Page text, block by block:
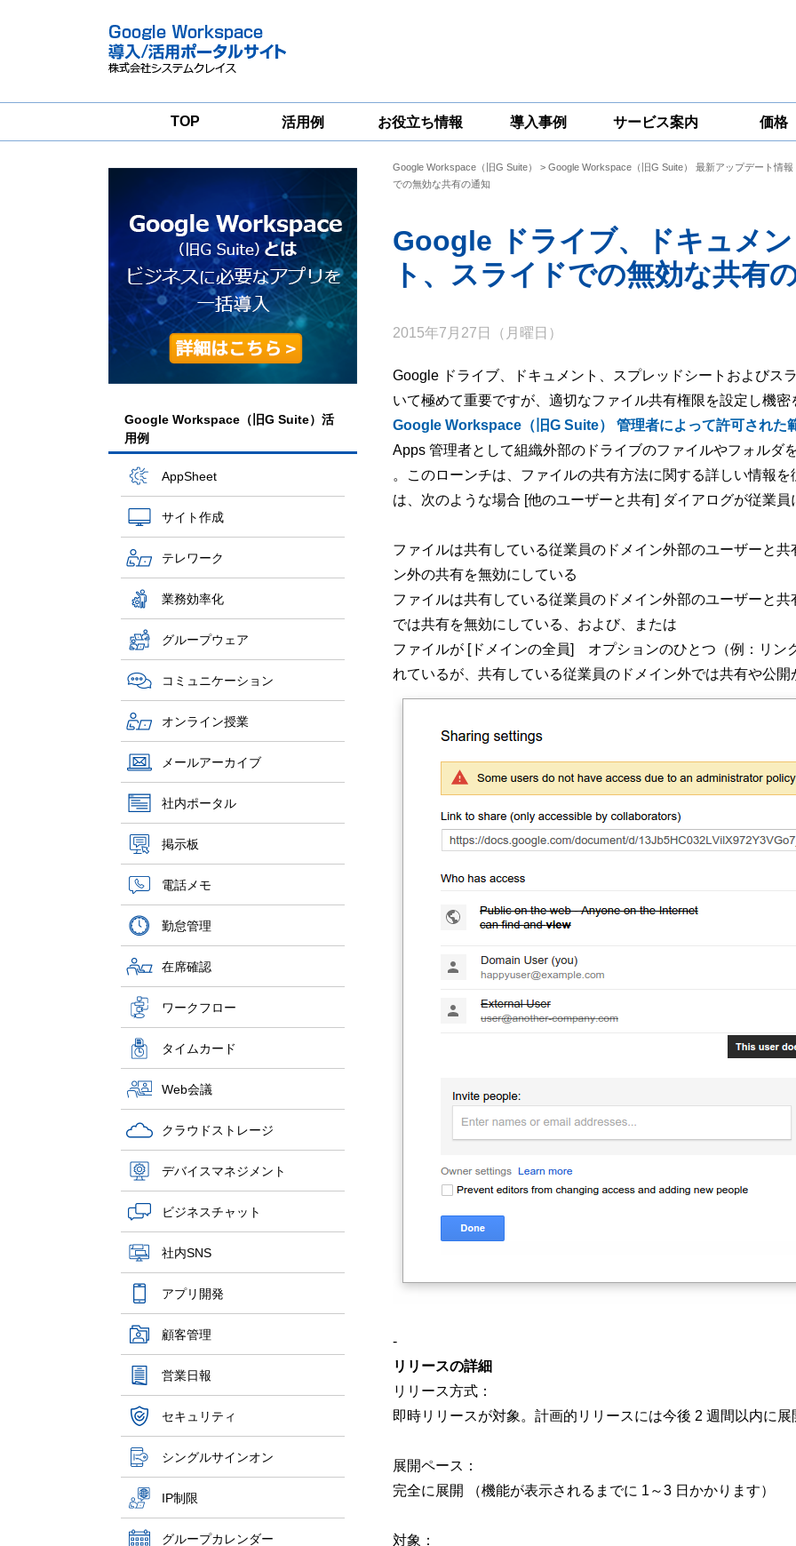
TOP 活用例 お役立ち情報
一問一答 コラム
導入事例 サービス案内
支援サービス
グループウェア
移行支援
Google
Workspace
Google
Google
価格
Google Workspace（旧G Suite）活
用例
AppSheet
サイト作成
テレワーク
業務効率化
グループウェア
コミュニケーション
オンライン授業
メールアーカイブ
社内ポータル
掲示板
電話メモ
勤怠管理
在席確認
ワークフロー
タイムカード
Web会議
クラウドストレージ
デバイスマネジメント
ビジネスチャット
社内SNS
アプリ開発
顧客管理
営業日報
セキュリティ
シングルサインオン
IP制限
グループカレンダー
Google Workspace（旧G Suite） > Google Workspace（旧G Suite） 最新アップデート情報
での無効な共有の通知
Google ドライブ、ドキュメ
ト、スライドでの無効な共有
2015年7月27日（月曜日）
Google ドライブ、ドキュメント、スプレッドシートおよびス
いて極めて重要ですが、適切なファイル共有権限を設定し機
Google Workspace（旧G Suite） 管理者によって許可された
Apps 管理者として組織外部のドライブのファイルやフォルダ
。このローンチは、ファイルの共有方法に関する詳しい情報
は、次のような場合 [他のユーザーと共有] ダイアログが従業
ファイルは共有している従業員のドメイン外部のユーザーと
ン外の共有を無効にしている
ファイルは共有している従業員のドメイン外部のユーザーと
では共有を無効にしている、および、または
ファイルが [ドメインの全員] オプションのひとつ（例：リン
れているが、共有している従業員のドメイン外では共有や公開
-
リリースの詳細
リリース方式：
即時リリースが対象。計画的リリースには今後 2 週間以内に展
展開ペース：
完全に展開 （機能が表示されるまでに 1～3 日かかります）
対象：